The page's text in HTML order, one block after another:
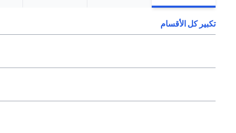
تكبير كل الأقسام